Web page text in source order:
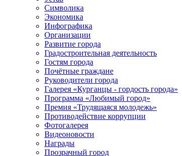
Символика
Экономика
Инфографика
Организации
Развитие города
Градостроительная деятельность
Гостям города
Почётные граждане
Руководители города
Галерея «Курганцы - гордость города»
Программа «Любимый город»
Премия «Трудящаяся молодежь»
Противодействие коррупции
Фотогалерея
Видеоновости
Награды
Прозрачный город